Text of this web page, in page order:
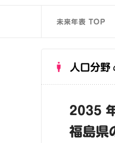
人口分野
2035
福島県